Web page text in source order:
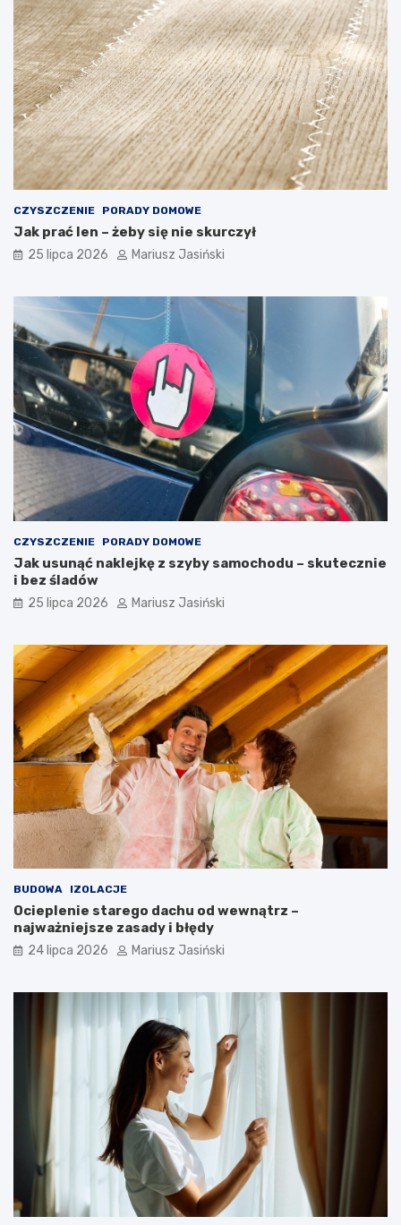
CZYSZCZENIE PORADY DOMOWE
Jak prać len – żeby się nie skurczył
25 lipca 2026 Mariusz Jasiński
CZYSZCZENIE PORADY DOMOWE
Jak usunąć naklejkę z szyby samochodu – skutecznie
i bez śladów
25 lipca 2026 Mariusz Jasiński
BUDOWA IZOLACJE
Ocieplenie starego dachu od wewnątrz –
najważniejsze zasady i błędy
24 lipca 2026 Mariusz Jasiński